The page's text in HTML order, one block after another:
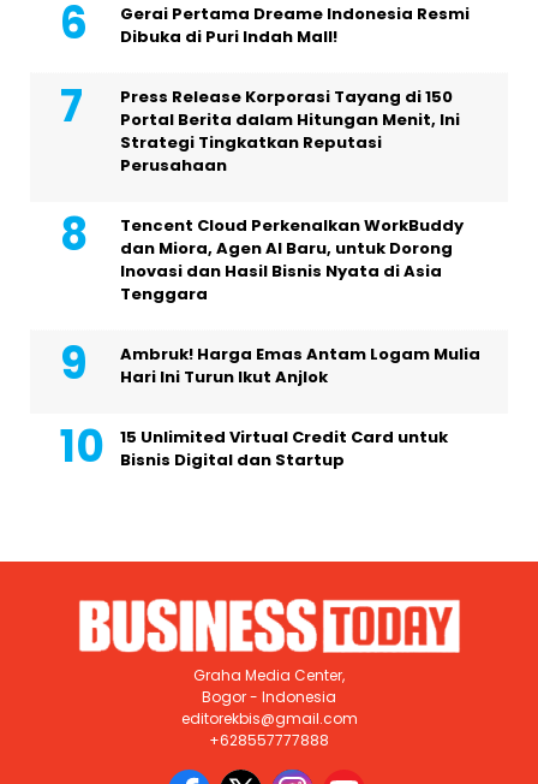
Gerai Pertama Dreame Indonesia Resmi
Dibuka di Puri Indah Mall!
Press Release Korporasi Tayang di 150
Portal Berita dalam Hitungan Menit, Ini
Strategi Tingkatkan Reputasi
Perusahaan
Tencent Cloud Perkenalkan WorkBuddy
dan Miora, Agen AI Baru, untuk Dorong
Inovasi dan Hasil Bisnis Nyata di Asia
Tenggara
Ambruk! Harga Emas Antam Logam Mulia
Hari Ini Turun Ikut Anjlok
15 Unlimited Virtual Credit Card untuk
Bisnis Digital dan Startup
Graha Media Center,
Bogor - Indonesia
editorekbis@gmail.com
+628557777888